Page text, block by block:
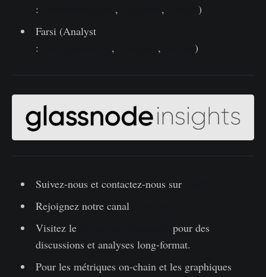
:
, ,
)
Farsi (Analyst
:
, , )
Suivez-nous et contactez-nous sur
Rejoignez notre canal
Visitez le
pour des
discussions et analyses long-format.
Pour les métriques on-chain et les graphiques